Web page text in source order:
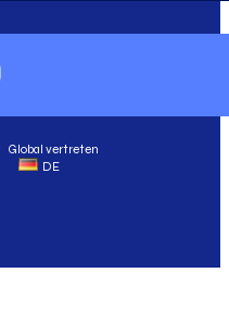
Global vertreten
DE